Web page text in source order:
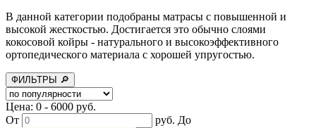
В данной категории подобраны матрасы с повышенной и
высокой жесткостью. Достигается это обычно слоями
кокосовой койры - натурального и высокоэффективного
ортопедического материала с хорошей упругостью.
ФИЛЬТРЫ 🔎
Цена: 0 - 6000 руб.
От
руб. До